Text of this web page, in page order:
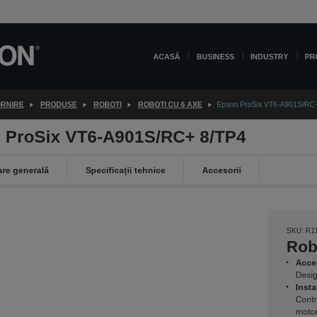
ACASĂ BUSINESS INDUSTRY
PRODUSE ROBOȚI ROBOȚI CU 6 AXE Epson ProSix VT6-A901S/
VT6-A901S/RC+ 8/TP4
generală Specificații tehnice Accesorii
SKU: